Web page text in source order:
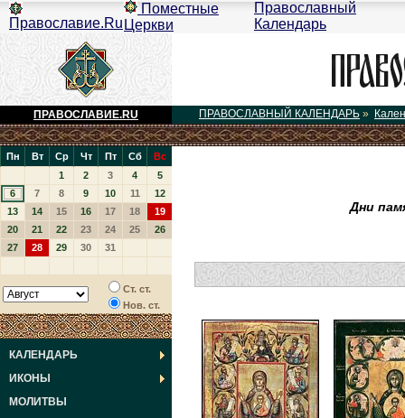
Православие.Ru
Поместные
Церкви
Православный
Календарь
ПРАВОСЛАВИЕ.RU ПРАВОСЛАВНЫЙ КАЛЕНДАРЬ »
Пн Вт Ср Чт Пт Сб
Вс
1
2 3 4
5
6
7 8 9 10 11
12
13
14 15 16 17 18
19
20
21 22 23 24 25
26
27
28 29 30 31
Ст. ст.
Нов. ст.
КАЛЕНДАРЬ
ИКОНЫ
МОЛИТВЫ
Дни